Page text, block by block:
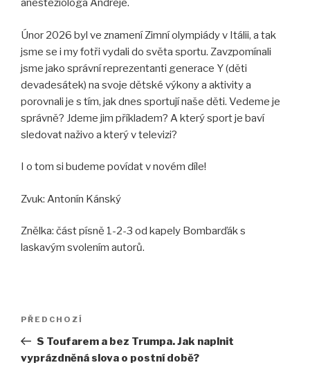
anesteziologa Andreje.
Únor 2026 byl ve znamení Zimní olympiády v Itálii, a tak
jsme se i my fotři vydali do světa sportu. Zavzpomínali
jsme jako správní reprezentanti generace Y (děti
devadesátek) na svoje dětské výkony a aktivity a
porovnali je s tím, jak dnes sportují naše děti. Vedeme je
správně? Jdeme jim příkladem? A který sport je baví
sledovat naživo a který v televizi?
I o tom si budeme povídat v novém díle!
Zvuk: Antonín Kánský
Znělka: část písně 1-2-3 od kapely Bombarďák s
laskavým svolením autorů.
Navigace
příspěvek
Předchozí
příspěvek
PŘEDCHOZÍ
S Toufarem a bez Trumpa. Jak naplnit
vyprázdněná slova o postní době?